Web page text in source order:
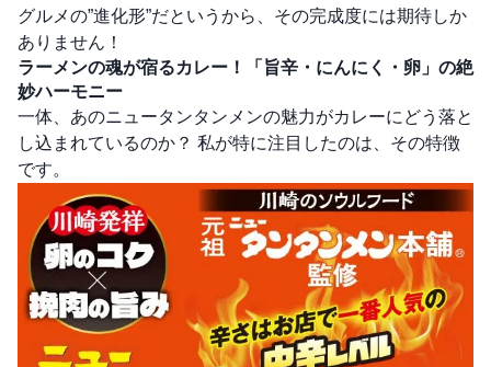
グルメの”進化形”だというから、その完成度には期待しか
ありません！
ラーメンの魂が宿るカレー！「旨辛・にんにく・卵」の絶
妙ハーモニー
一体、あのニュータンタンメンの魅力がカレーにどう落と
し込まれているのか？ 私が特に注目したのは、その特徴
です。